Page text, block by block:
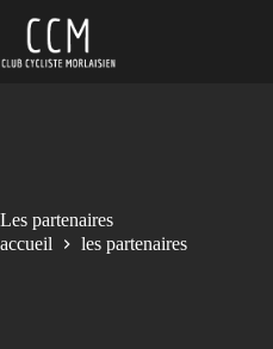
contenu
Les partenaires
accueil
les partenaires